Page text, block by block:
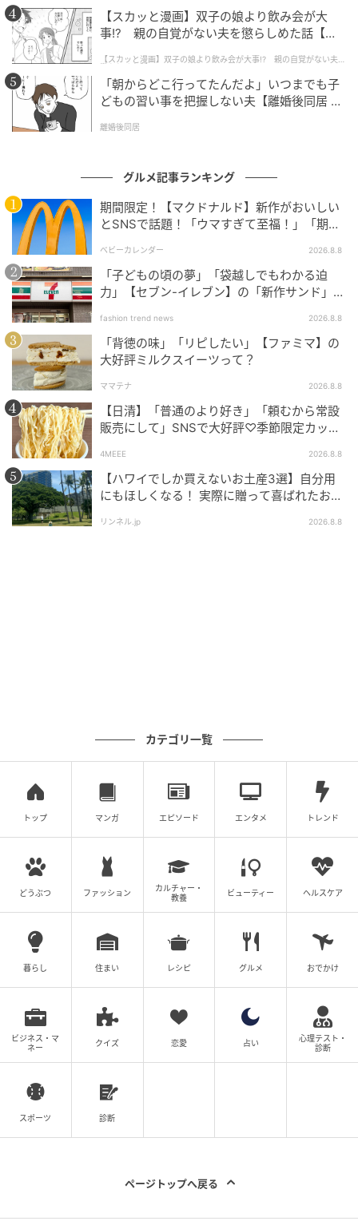
会場のブース展示（マンゴー大福かき氷 1,800円）
奈良・氷室神社を舞台に全国の名店が集まるかき氷の
祭典「ひむろしらゆき祭」に、佐藤貿易は台湾の行列
かき氷店「朝日夫婦」と組んで参戦します。
朝日夫婦のロゴ入りクロスが敷かれたテーブルには、
チャンピオンマンゴーが1玉丸ごと添えられ、黒板には
「マンゴー大福かき氷 1,800円」の文字が並びます。
提供された一皿は、赤からオレンジへとなだらかなグ
ラデーションを描く山盛りのかき氷で、果実の鮮度を
直接封じ込めた仕上がりです。
品質と産地のこだわり
代表・笹子秀憲氏
【スカッと漫画】双子の娘より飲み会が大
事!? 親の自覚がない夫を懲らしめた話【第1
【スカッと漫画】双子の娘より飲み会が大事!? 親の自覚がない夫を
懲らしめた話
「朝からどこ行ってたんだよ」いつまでも子
どもの習い事を把握しない夫【離婚後同居 Vo
離婚後同居
グルメ記事ランキング
期間限定！【マクドナルド】新作がおいしい
とSNSで話題！「ウマすぎて至福！」「期待
ベビーカレンダー 2026.8.8
「子どもの頃の夢」「袋越しでもわかる迫
力」【セブン-イレブン】の「新作サンド」に
fashion trend news 2026.8.8
「背徳の味」「リピしたい」【ファミマ】の
大好評ミルクスイーツって？
ママテナ 2026.8.8
【日清】「普通のより好き」「頼むから常設
販売にして」SNSで大好評♡季節限定カップ
4MEEE 2026.8.8
【ハワイでしか買えないお土産3選】自分用
にもほしくなる！ 実際に贈って喜ばれたおす
リンネル.jp 2026.8.8
カテゴリ一覧
トップ マンガ エピソード エンタメ トレンド
どうぶつ ファッション
カルチャー・
教養
ビューティー ヘルスケア
暮らし 住まい レシピ グルメ おでかけ
ビジネス・マ
ネー
クイズ 恋愛 占い
心理テスト・
診断
スポーツ 診断
ページトップへ戻る